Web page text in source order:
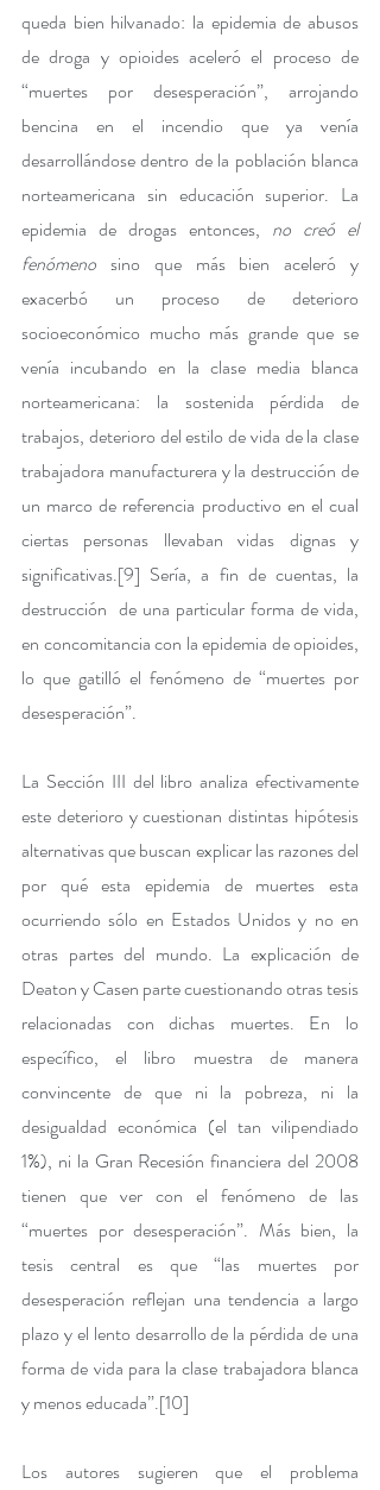
queda bien hilvanado: la epidemia de abusos
de droga y opioides aceleró el proceso de
“muertes por desesperación”, arrojando
bencina en el incendio que ya venía
desarrollándose dentro de la población blanca
norteamericana sin educación superior. La
epidemia de drogas entonces, no creó el
fenómeno sino que más bien aceleró y
exacerbó un proceso de deterioro
socioeconómico mucho más grande que se
venía incubando en la clase media blanca
norteamericana: la sostenida pérdida de
trabajos, deterioro del estilo de vida de la clase
trabajadora manufacturera y la destrucción de
un marco de referencia productivo en el cual
ciertas personas llevaban vidas dignas y
significativas.[9] Sería, a fin de cuentas, la
destrucción  de una particular forma de vida,
en concomitancia con la epidemia de opioides,
lo que gatilló el fenómeno de “muertes por
desesperación”.
La Sección III del libro analiza efectivamente
este deterioro y cuestionan distintas hipótesis
alternativas que buscan explicar las razones del
por qué esta epidemia de muertes esta
ocurriendo sólo en Estados Unidos y no en
otras partes del mundo. La explicación de
Deaton y Casen parte cuestionando otras tesis
relacionadas con dichas muertes. En lo
específico, el libro muestra de manera
convincente de que ni la pobreza, ni la
desigualdad económica (el tan vilipendiado
1%), ni la Gran Recesión financiera del 2008
tienen que ver con el fenómeno de las
“muertes por desesperación”. Más bien, la
tesis central es que “las muertes por
desesperación reflejan una tendencia a largo
plazo y el lento desarrollo de la pérdida de una
forma de vida para la clase trabajadora blanca
y menos educada”.[10]
Los autores sugieren que el problema